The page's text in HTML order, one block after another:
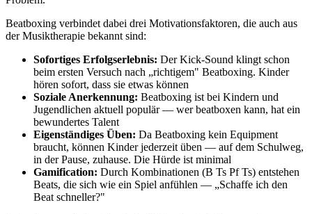
Beatboxing verbindet dabei drei Motivationsfaktoren, die auch aus
der Musiktherapie bekannt sind:
Sofortiges Erfolgserlebnis: Der Kick-Sound klingt schon
beim ersten Versuch nach „richtigem" Beatboxing. Kinder
hören sofort, dass sie etwas können
Soziale Anerkennung: Beatboxing ist bei Kindern und
Jugendlichen aktuell populär — wer beatboxen kann, hat ein
bewundertes Talent
Eigenständiges Üben: Da Beatboxing kein Equipment
braucht, können Kinder jederzeit üben — auf dem Schulweg,
in der Pause, zuhause. Die Hürde ist minimal
Gamification: Durch Kombinationen (B Ts Pf Ts) entstehen
Beats, die sich wie ein Spiel anfühlen — „Schaffe ich den
Beat schneller?"